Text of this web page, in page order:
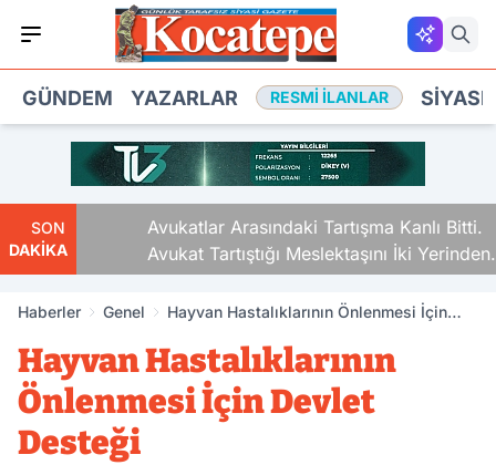
GÜNDEM YAZARLAR RESMI İLANLAR
SON
DAKİKA
Avukatlar Arasındaki Tartışma Kanlı Bitti.
Avukat Tartıştığı Meslektaşını İki Yerinden
Vurdu
Haberler Genel
Hayvan Hastalıklarının Önlenmesi İçin
Hayvan Hastalıklarının
Önlenmesi İçin Devlet
Desteği